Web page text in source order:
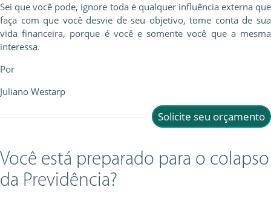
Sei que você pode, ignore toda é qualquer influência externa que
faça com que você desvie de seu objetivo, tome conta de sua
vida financeira, porque é você e somente você que a mesma
interessa.
Por
Juliano Westarp
Solicite seu orçamento
Você está preparado para o colapso
da Previdência?